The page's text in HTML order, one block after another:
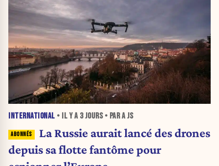
INTERNATIONAL • IL Y A 3 JOURS• PAR A JS
La Russie aurait lancé des drones
depuis sa flotte fantôme pour